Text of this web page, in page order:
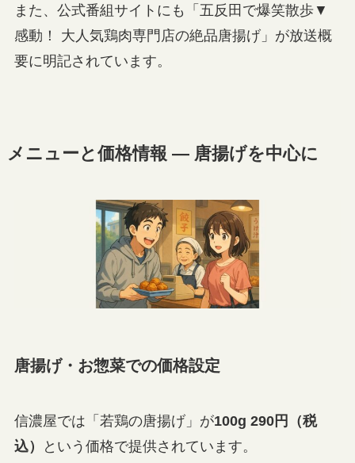
また、公式番組サイトにも「五反田で爆笑散歩▼
感動！ 大人気鶏肉専門店の絶品唐揚げ」が放送概
要に明記されています。
メニューと価格情報 — 唐揚げを中心に
唐揚げ・お惣菜での価格設定
信濃屋では「若鶏の唐揚げ」が100g 290円（税
込）
という価格で提供されています。